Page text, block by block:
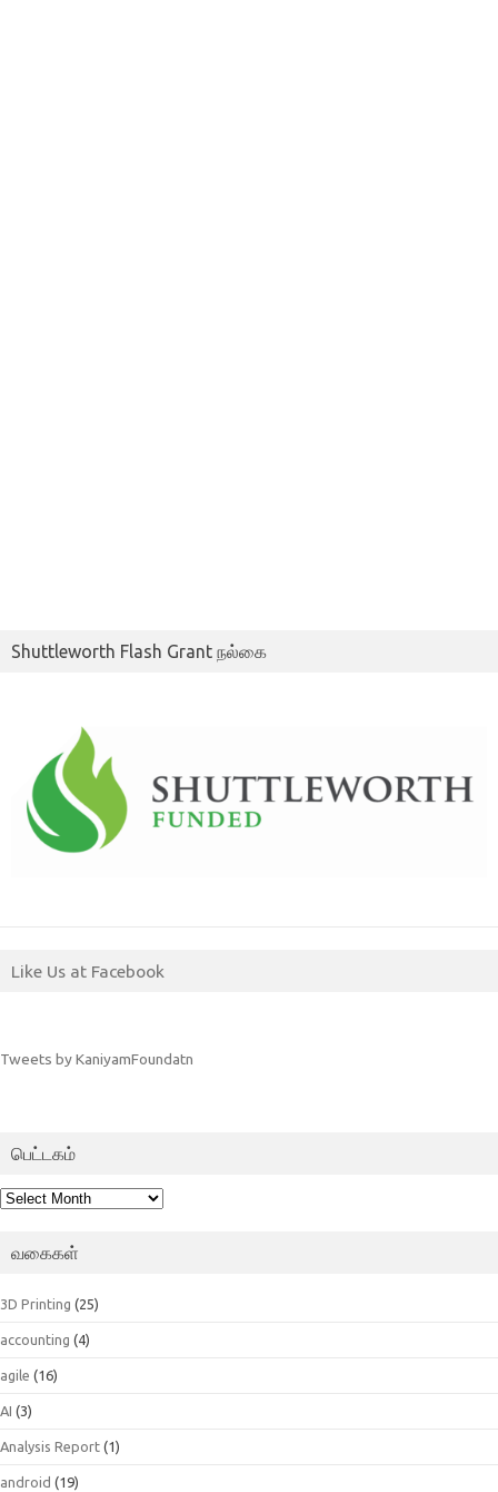
Shuttleworth Flash Grant நல்கை
Like Us at Facebook
Tweets by KaniyamFoundatn
பெட்டகம்
பெட்டகம்
வகைகள்
3D Printing (25)
accounting (4)
agile (16)
AI (3)
Analysis Report (1)
android (19)